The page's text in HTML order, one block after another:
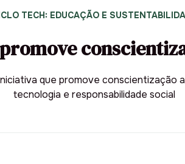
TECH: EDUCAÇÃO E
que promove
tecnologia e responsabilidade social